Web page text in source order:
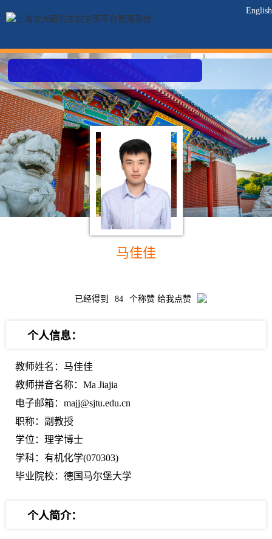
English
马佳佳
已经得到 84 个称赞 给我点赞
个人信息：
教师姓名：马佳佳
教师拼音名称：Ma Jiajia
电子邮箱：majj@sjtu.edu.cn
职称：副教授
学位：理学博士
学科：有机化学(070303)
毕业院校：德国马尔堡大学
个人简介：